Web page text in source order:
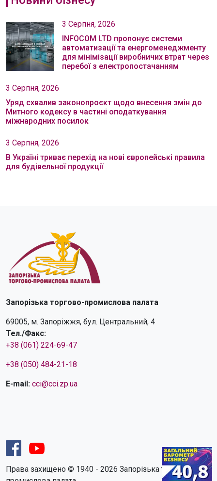
3 Серпня, 2026
INFOCOM LTD пропонує системи
автоматизації та енергоменеджменту
для мінімізації виробничих втрат через
перебої з електропостачанням
3 Серпня, 2026
Уряд схвалив законопроєкт щодо внесення змін до
Митного кодексу в частині оподаткування
міжнародних посилок
3 Серпня, 2026
В Україні триває перехід на нові європейські правила
для будівельної продукції
Запорізька торгово-промислова палата
69005, м. Запоріжжя, бул. Центральний, 4
Тел./Факс:
+38 (061) 224-69-47
+38 (050) 484-21-18
E-mail: cci@cci.zp.ua
Права захищено © 1940 - 2026 Запорізька торгово-